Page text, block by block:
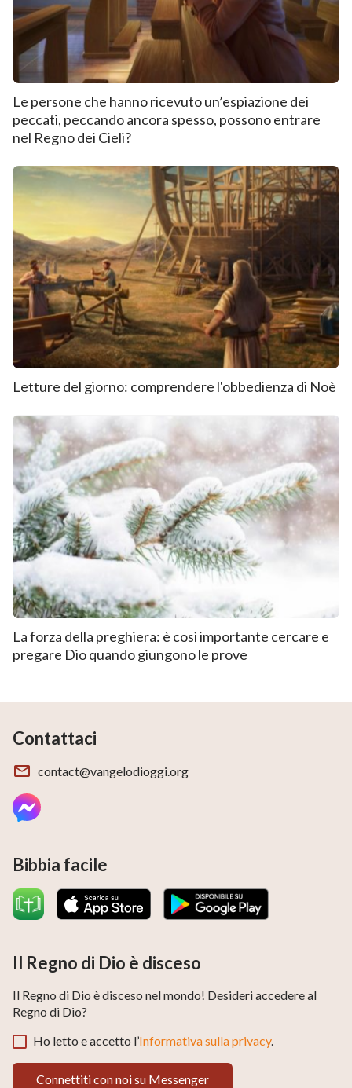
Le persone che hanno ricevuto un’espiazione dei
peccati, peccando ancora spesso, possono entrare
nel Regno dei Cieli?
Letture del giorno: comprendere l'obbedienza di Noè
La forza della preghiera: è così importante cercare e
pregare Dio quando giungono le prove
Contattaci
contact@vangelodioggi.org
Bibbia facile
Il Regno di Dio è disceso
Il Regno di Dio è disceso nel mondo! Desideri accedere al
Regno di Dio?
Ho letto e accetto l’Informativa sulla privacy.
Connettiti con noi su Messenger